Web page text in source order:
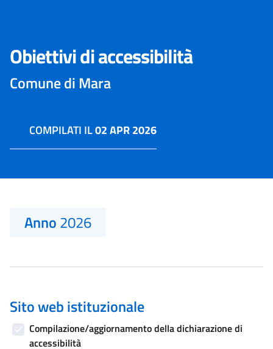
Obiettivi di accessibilità
Comune di Mara
COMPILATI IL02 APR 2026
Anno2026
Sito web istituzionale
Compilazione/aggiornamento della dichiarazione di
accessibilità